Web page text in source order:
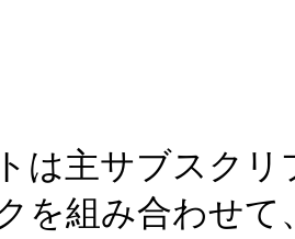
は主サブスク
を組み合わせ